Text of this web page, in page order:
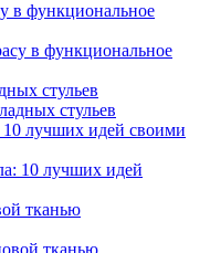
в функциональное
стульев
лучших идей своими
тканью